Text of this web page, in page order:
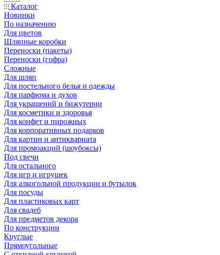
Каталог
Новинки
По назначению
Для цветов
Шляпные коробки
Переноски (пакеты)
Переноски (гофра)
Сложные
Для шляп
Для постельного белья и одежды
Для парфюма и духов
Для украшений и бижутерии
Для косметики и здоровья
Для конфет и пирожных
Для корпоративных подарков
Для картин и антиквариата
Для промоакций (шоубоксы)
Под свечи
Для остального
Для игр и игрушек
Для алкогольной продукции и бутылок
Для посуды
Для пластиковых карт
Для свадеб
Для предметов декора
По конструкции
Круглые
Прямоугольные